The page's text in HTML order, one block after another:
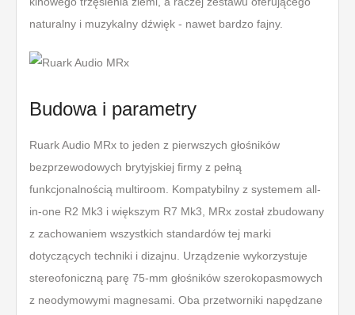
naturalny i muzykalny dźwięk - nawet bardzo fajny.
Budowa i parametry
Ruark Audio MRx to jeden z pierwszych głośników
bezprzewodowych brytyjskiej firmy z pełną
funkcjonalnością multiroom. Kompatybilny z systemem all-
in-one R2 Mk3 i większym R7 Mk3, MRx został zbudowany
z zachowaniem wszystkich standardów tej marki
dotyczących techniki i dizajnu. Urządzenie wykorzystuje
stereofoniczną parę 75-mm głośników szerokopasmowych
z neodymowymi magnesami. Oba przetworniki napędzane